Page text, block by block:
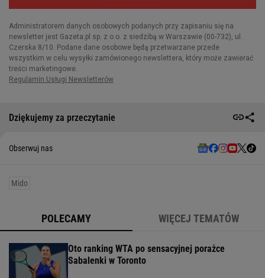
Dziękujemy za przeczytanie
Obserwuj nas
Mido
POLECAMY WIĘCEJ TEMATÓW
Oto ranking WTA po sensacyjnej porażce
Sabalenki w Toronto